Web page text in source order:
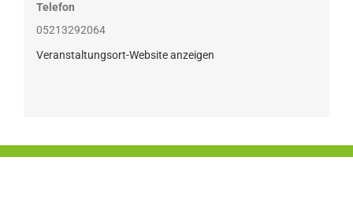
Telefon
05213292064
Veranstaltungsort-Website anzeigen